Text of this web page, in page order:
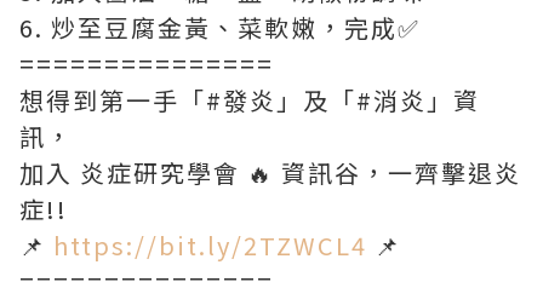
6. 炒至豆腐金黃、菜軟嫩，完成✅
===============
想得到第一手「#發炎」及「#消炎」資
訊，
加入 炎症研究學會 🔥 資訊谷，一齊擊退炎
症!!
📌 https://bit.ly/2TZWCL4 📌